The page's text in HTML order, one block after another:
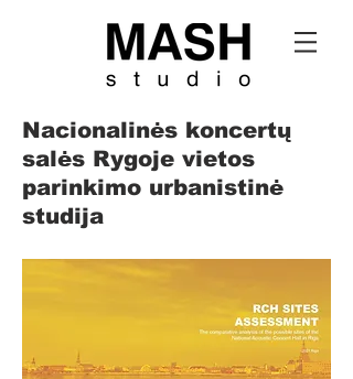
Nacionalinės koncertų
salės Rygoje vietos
parinkimo urbanistinė
studija